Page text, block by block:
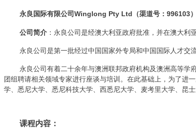
永良国际有限公司Winglong Pty Ltd（渠道号：996103）
公司简介 ：永良公司是经澳大利亚政府批准，并在澳大
永良公司是第一批经过中国国家外专局和中国国际人才交
永良公司有着二十余年与澳洲联邦政府机构及澳洲高等
团组聘请相关领域专家进行座谈与培训。在此基础上，为了进
学、悉尼大学、悉尼科技大学、西悉尼大学、麦考里大学、昆
课程内容：